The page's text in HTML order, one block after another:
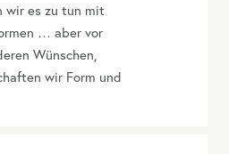
wir es zu tun mit
… aber vor
Wünschen,
wir Form und